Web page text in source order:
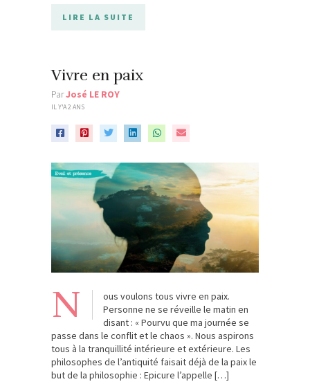
LIRE LA SUITE
Vivre en paix
ParJosé LE ROY
IL Y'A 2 ANS
N
ous voulons tous vivre en paix.
Personne ne se réveille le matin en
disant : « Pourvu que ma journée se
passe dans le conflit et le chaos ». Nous aspirons
tous à la tranquillité intérieure et extérieure. Les
philosophes de l’antiquité faisait déjà de la paix le
but de la philosophie : Epicure l’appelle […]